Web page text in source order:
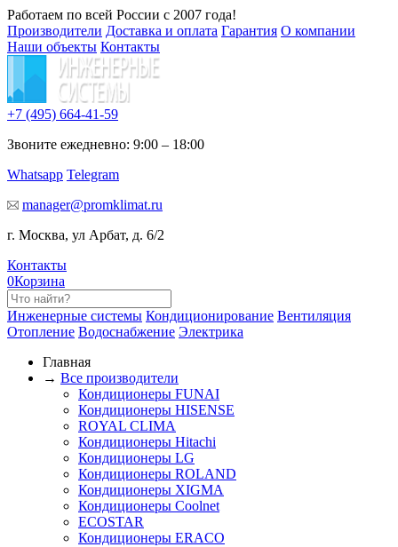
Работаем по всей России с 2007 года!
Производители Доставка и оплата Гарантия О компании
Наши объекты Контакты
+7 (495) 664-41-59
Звоните ежедневно: 9:00 – 18:00
Whatsapp Telegram
manager@promklimat.ru
г. Москва, ул Арбат, д. 6/2
Контакты
0Корзина
Инженерные системы Кондиционирование Вентиляция
Отопление Водоснабжение Электрика
Главная
→ Все производители
Кондиционеры FUNAI
Кондиционеры HISENSE
ROYAL CLIMA
Кондиционеры Hitachi
Кондиционеры LG
Кондиционеры ROLAND
Кондиционеры XIGMA
Кондиционеры Coolnet
ECOSTAR
Кондиционеры ERACO